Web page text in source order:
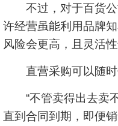
不过，对于百货公
许经营虽能利用品牌
风险会更高，且灵活
直营采购可以随时
“不管卖得出去卖不
直到合同到期，即便